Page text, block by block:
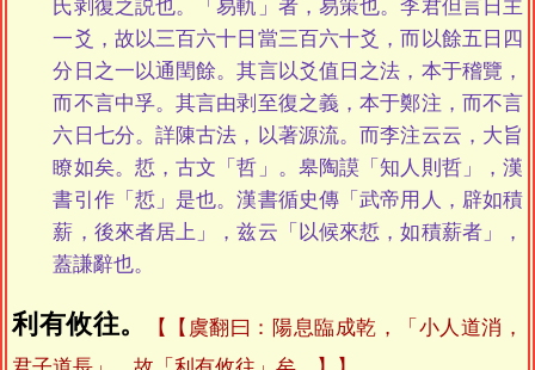
氏剥復之説也。「易軌」者，易策也。李君但言日主
一爻，故以三百六十日當三百六十爻，而以餘五日四
分日之一以通閏餘。其言以爻值日之法，本于稽覽，
而不言中孚。其言由剥至復之義，本于鄭注，而不言
六日七分。詳陳古法，以著源流。而李注云云，大旨
瞭如矣。悊，古文「哲」。皋陶謨「知人則哲」，漢
書引作「悊」是也。漢書循史傳「武帝用人，辟如積
薪，後來者居上」，兹云「以候來悊，如積薪者」，
蓋謙辭也。
利有攸往。
【虞翻曰：陽息臨成乾，「小人道消，